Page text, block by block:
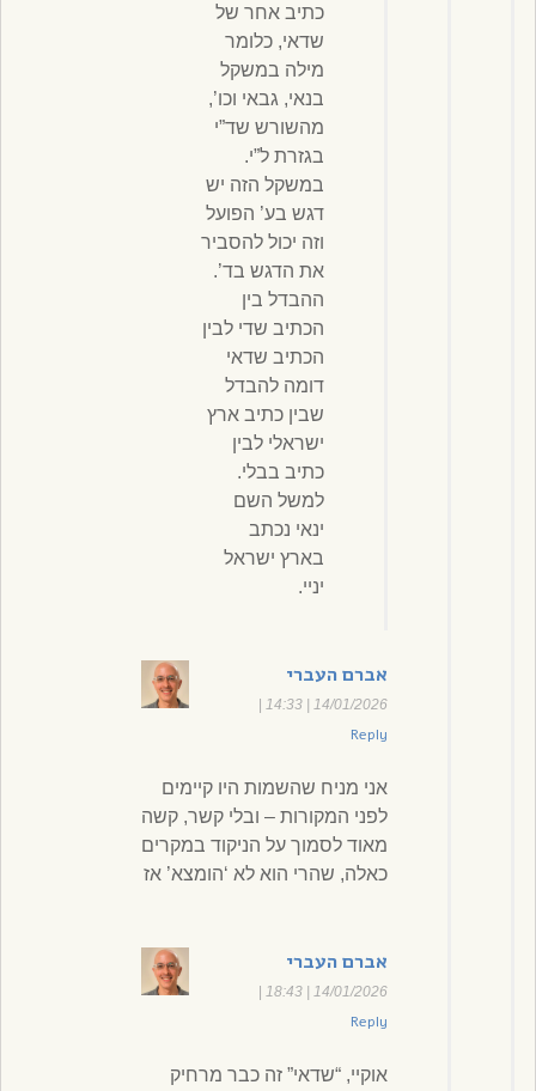
כתיב אחר של
שדאי, כלומר
מילה במשקל
בנאי, גבאי וכו’,
מהשורש שד”י
בגזרת ל”י.
במשקל הזה יש
דגש בע’ הפועל
וזה יכול להסביר
את הדגש בד’.
ההבדל בין
הכתיב שדי לבין
הכתיב שדאי
דומה להבדל
שבין כתיב ארץ
ישראלי לבין
כתיב בבלי.
למשל השם
ינאי נכתב
בארץ ישראל
יניי.
אברם העברי
14/01/2026 | 14:33
|
Reply
אני מניח שהשמות היו קיימים
לפני המקורות – ובלי קשר, קשה
מאוד לסמוך על הניקוד במקרים
כאלה, שהרי הוא לא ‘הומצא’ אז
אברם העברי
14/01/2026 | 18:43
|
Reply
אוקיי, “שדאי” זה כבר מרחיק